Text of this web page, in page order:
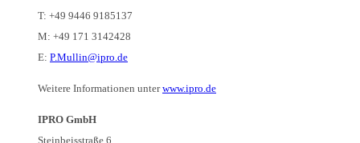
T: +49 9446 9185137
M: +49 171 3142428
E: P.Mullin@ipro.de
Weitere Informationen unterwww.ipro.de
IPRO GmbH
Steinbeisstraße 6